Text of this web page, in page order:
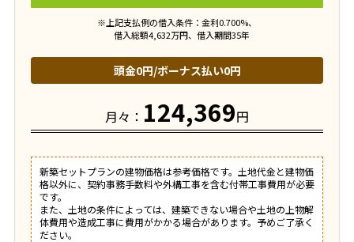
※上記支払例の借入条件：金利0.700%、
借入総額4,632万円、借入期間35年
頭金0円/ボーナス払い0円
月々： 124,369円
新築セットプランの建物価格は参考価格です。土地代金と建物価
格以外に、契約事務手数料や外構工事を含む付帯工事費用が必要
です。
また、土地の条件によっては、建築できない場合や土地の上物解
体費用や造成工事に費用がかかる場合があります。予めご了承く
ださい。